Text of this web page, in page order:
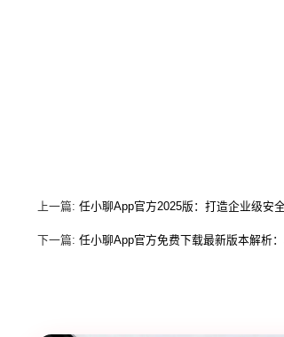
上一篇: 任小聊App官方2025版：打造企业级安
下一篇: 任小聊App官方免费下载最新版本解析